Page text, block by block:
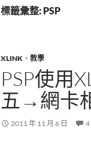
標籤彙整: PSP
XLINK 、 教學
PSP使用
五→網卡
2011 年 11 月 6 日 4